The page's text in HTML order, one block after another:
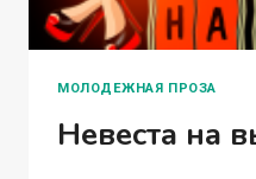
МОЛОДЕЖНАЯ ПРОЗА
Невеста на